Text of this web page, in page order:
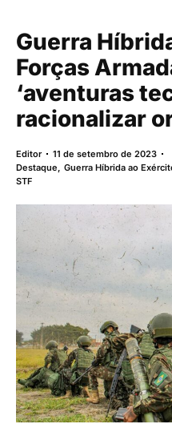
Guerra
Forças
‘aventuras
racionalizar
Editor
11 de setembro de 2023
Destaque,Guerra Híbrida ao
STF